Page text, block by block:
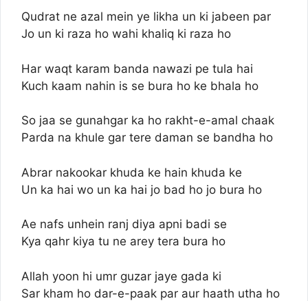
Qudrat ne azal mein ye likha un ki jabeen par
Jo un ki raza ho wahi khaliq ki raza ho
Har waqt karam banda nawazi pe tula hai
Kuch kaam nahin is se bura ho ke bhala ho
So jaa se gunahgar ka ho rakht-e-amal chaak
Parda na khule gar tere daman se bandha ho
Abrar nakookar khuda ke hain khuda ke
Un ka hai wo un ka hai jo bad ho jo bura ho
Ae nafs unhein ranj diya apni badi se
Kya qahr kiya tu ne arey tera bura ho
Allah yoon hi umr guzar jaye gada ki
Sar kham ho dar-e-paak par aur haath utha ho